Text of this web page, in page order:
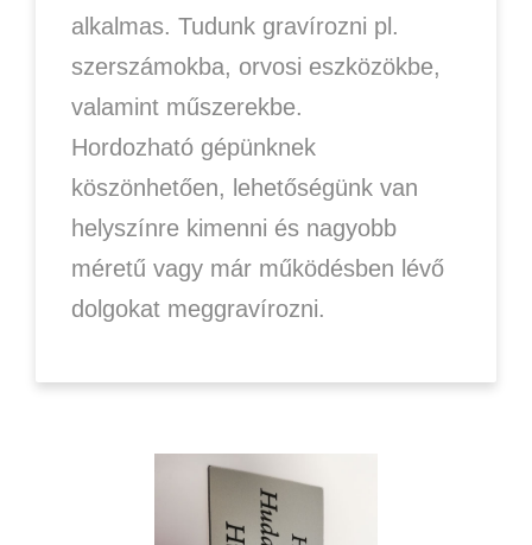
alkalmas. Tudunk gravírozni pl.
szerszámokba, orvosi eszközökbe,
valamint műszerekbe.
Hordozható gépünknek
köszönhetően, lehetőségünk van
helyszínre kimenni és nagyobb
méretű vagy már működésben lévő
dolgokat meggravírozni.